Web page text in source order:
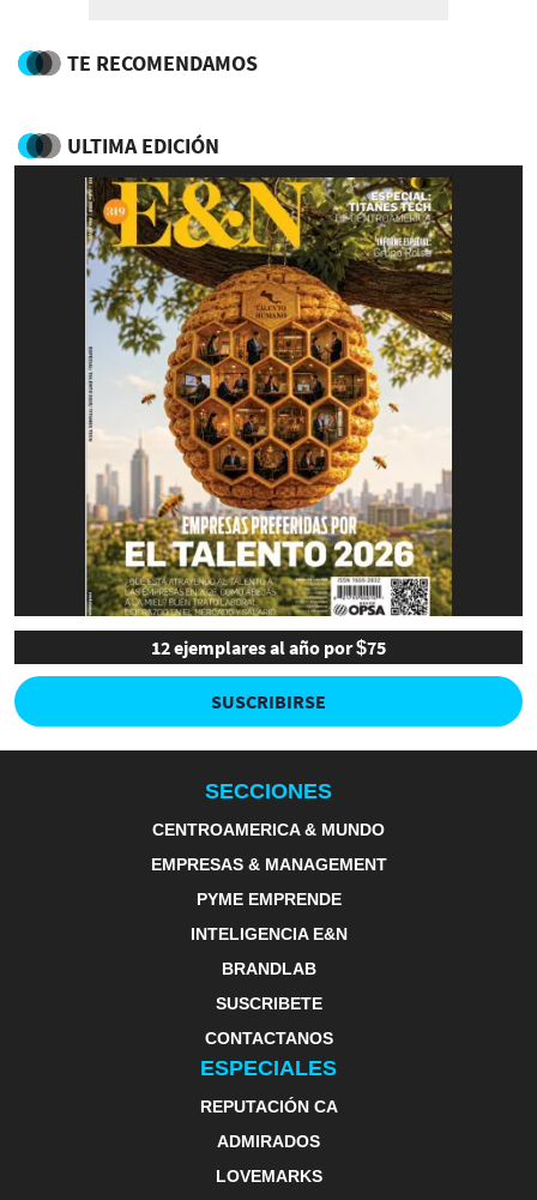
TE RECOMENDAMOS
ULTIMA EDICIÓN
12 ejemplares al año por $75
SUSCRIBIRSE
SECCIONES
CENTROAMERICA & MUNDO
EMPRESAS & MANAGEMENT
PYME EMPRENDE
INTELIGENCIA E&N
BRANDLAB
SUSCRIBETE
CONTACTANOS
ESPECIALES
REPUTACIÓN CA
ADMIRADOS
LOVEMARKS